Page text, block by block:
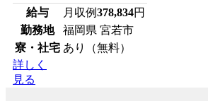
給与
月収例378,834円
勤務地
福岡県 宮若市
寮・社宅 あり（無料）
詳しく
見る